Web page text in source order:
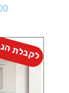
לקבלת